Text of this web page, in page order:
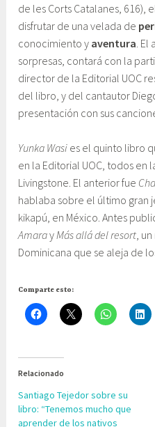
n
de les Corts Catalanes, 616),
disfrutar de una velada de
conocimiento y aventura .
sorpresas, contará con la
director de la Editorial UOC
del libro, y del cantautor
presentación con sus
Yunka Wasi es el quinto libro
en la Editorial UOC, todos en
Livingstone. El anterior fue
hablaba sobre el último gran
kikapú, en México. Antes
AmarayMás allá del resort,
Dominicana que se aleja de
Comparte esto:
Relacionado
Santiago Tejedor sobre su
libro: “Tenemos mucho que
aprender de los nativos